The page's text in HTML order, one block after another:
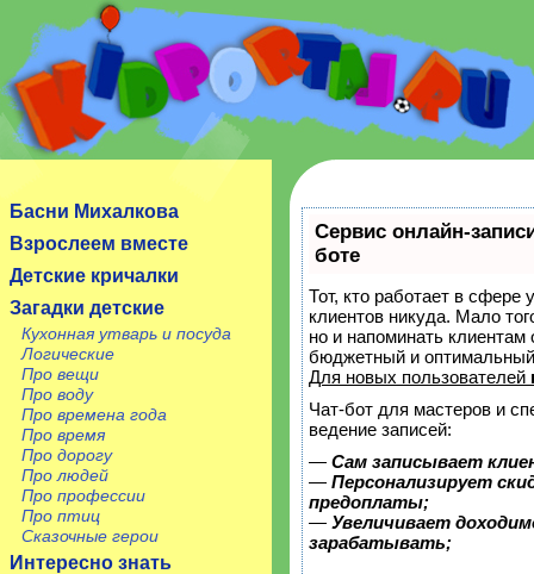
Сайт посвящен детям, их родителям, учителям и
Басни Михалкова
Взрослеем вместе
Детские кричалки
Загадки детские
Кухонная утварь и посуда
Логические
Про вещи
Про воду
Про времена года
Про время
Про дорогу
Про людей
Про профессии
Про птиц
Сказочные герои
Интересно знать
Сервис онлайн-
боте
Тот, кто работает в сфере
клиентов никуда. Мало
но и напоминать
бюджетный и
Для новых пользователей
Чат-бот для мастеров и
ведение записей:
— Сам записывает
— Персонализирует
предоплаты;
— Увеличивает
зарабатывать;